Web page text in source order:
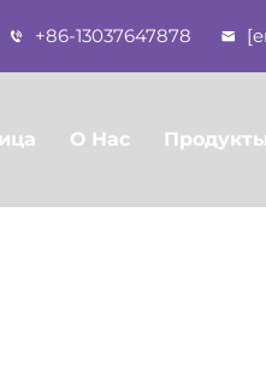
+86-13037647878
О Нас Продукты